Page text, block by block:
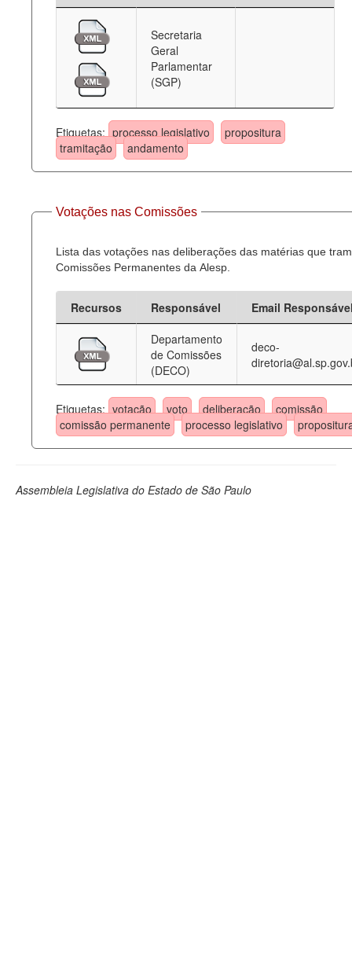
Secretaria
Geral
Parlamentar
(SGP)
Etiquetas: processo legislativo
propositura
tramitação
andamento
Votações nas Comissões
Lista das votações nas deliberações das matérias que
Comissões Permanentes da Alesp.
Recursos Responsável
Email
Departamento
de Comissões
(DECO)
deco-
Etiquetas: votação voto deliberação
comissão
comissão permanente
processo legislativo
Assembleia Legislativa do Estado de São Paulo